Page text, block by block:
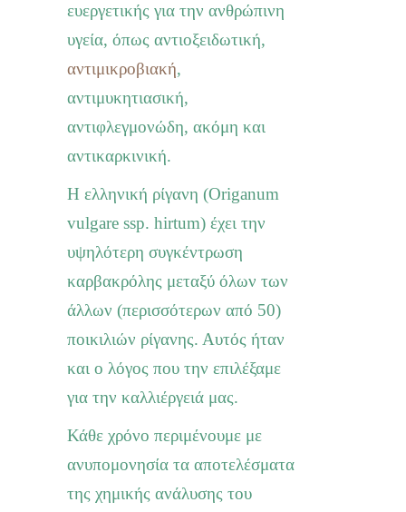
ευεργετικής για την ανθρώπινη
υγεία, όπως αντιοξειδωτική,
αντιμικροβιακή,
αντιμυκητιασική,
αντιφλεγμονώδη, ακόμη και
αντικαρκινική.
Η ελληνική ρίγανη (Origanum
vulgare ssp. hirtum) έχει την
υψηλότερη συγκέντρωση
καρβακρόλης μεταξύ όλων των
άλλων (περισσότερων από 50)
ποικιλιών ρίγανης. Αυτός ήταν
και ο λόγος που την επιλέξαμε
για την καλλιέργειά μας.
Κάθε χρόνο περιμένουμε με
ανυπομονησία τα αποτελέσματα
της χημικής ανάλυσης του